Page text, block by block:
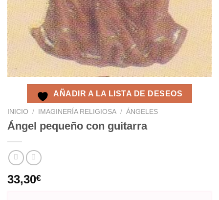
AÑADIR A LA LISTA DE DESEOS
INICIO / IMAGINERÍA RELIGIOSA / ÁNGELES
Ángel pequeño con guitarra
33,30€